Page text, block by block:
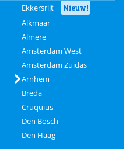
Ekkersrijt Nieuw!
Alkmaar
Almere
Amsterdam West
Amsterdam Zuidas
Arnhem
Breda
Cruquius
Den Bosch
Den Haag